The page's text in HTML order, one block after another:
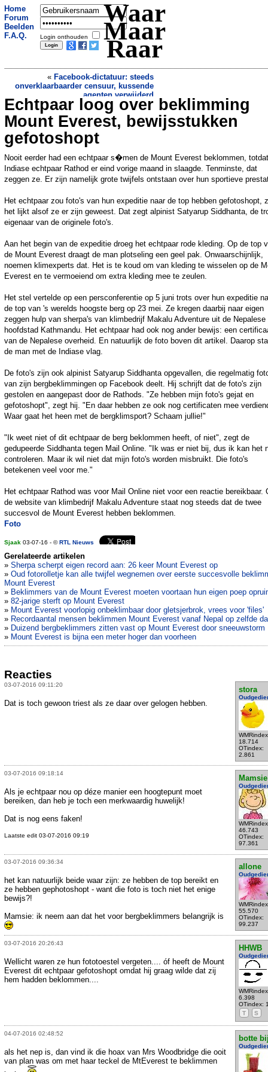
Home
Forum
Beelden
F.A.Q.
Login onthouden
Waar
Maar
Raar
« Facebook-dictatuur: steeds
onverklaarbaarder censuur, kussende
agenten verwijderd
Franse topzwemmer: als IJsland EK
wint, zwem ik het eiland rond»
Echtpaar loog over beklimming
Mount Everest, bewijsstukken
gefotoshopt
Nooit eerder had een echtpaar s�men de Mount Everest beklommen,
Indiase echtpaar Rathod er eind vorige maand in slaagde. Tenminste, dat
zeggen ze. Er zijn namelijk grote twijfels ontstaan over hun sportieve
Het echtpaar zou foto's van hun expeditie naar de top hebben gefotoshopt,
het lijkt alsof ze er zijn geweest. Dat zegt alpinist Satyarup Siddhanta, de
eigenaar van de originele foto's.
Aan het begin van de expeditie droeg het echtpaar rode kleding. Op de top
de Mount Everest draagt de man plotseling een geel pak. Onwaarschijnlijk,
noemen klimexperts dat. Het is te koud om van kleding te wisselen op de
Everest en te vermoeiend om extra kleding mee te zeulen.
Het stel vertelde op een persconferentie op 5 juni trots over hun expeditie
de top van 's werelds hoogste berg op 23 mei. Ze kregen daarbij naar eigen
zeggen hulp van sherpa's van klimbedrijf Makalu Adventure uit de Nepalese
hoofdstad Kathmandu. Het echtpaar had ook nog ander bewijs: een
van de Nepalese overheid. En natuurlijk de foto boven dit artikel. Daarop
de man met de Indiase vlag.
De foto's zijn ook alpinist Satyarup Siddhanta opgevallen, die regelmatig
van zijn bergbeklimmingen op Facebook deelt. Hij schrijft dat de foto's zijn
gestolen en aangepast door de Rathods. "Ze hebben mijn foto's gejat en
gefotoshopt", zegt hij. "En daar hebben ze ook nog certificaten mee
Waar gaat het heen met de bergklimsport? Schaam jullie!"
"Ik weet niet of dit echtpaar de berg beklommen heeft, of niet", zegt de
gedupeerde Siddhanta tegen Mail Online. "Ik was er niet bij, dus ik kan het
controleren. Maar ik wil niet dat mijn foto's worden misbruikt. Die foto's
betekenen veel voor me."
Het echtpaar Rathod was voor Mail Online niet voor een reactie bereikbaar.
de website van klimbedrijf Makalu Adventure staat nog steeds dat de twee
succesvol de Mount Everest hebben beklommen.
Foto
Sjaak 03-07-16 - ©RTL Nieuws
Gerelateerde artikelen
» Sherpa scherpt eigen record aan: 26 keer Mount Everest op
» Oud fotorolletje kan alle twijfel wegnemen over eerste succesvolle
Mount Everest
» Beklimmers van de Mount Everest moeten voortaan hun eigen poep
» 82-jarige sterft op Mount Everest
» Mount Everest voorlopig onbeklimbaar door gletsjerbrok, vrees voor 'files'
» Recordaantal mensen beklimmen Mount Everest vanaf Nepal op zelfde
» Duizend bergbeklimmers zitten vast op Mount Everest door sneeuwstorm
» Mount Everest is bijna een meter hoger dan voorheen
Reacties
03-07-2016 09:11:20
stora
18.714
OTindex:
2.861
Dat is toch gewoon triest als ze daar over gelogen hebben.
03-07-2016 09:18:14
Mamsie
46.743
OTindex:
97.361
Als je echtpaar nou op déze manier een hoogtepunt moet
bereiken, dan heb je toch een merkwaardig huwelijk!
Dat is nog eens faken!
Laatste edit 03-07-2016 09:19
03-07-2016 09:36:34
allone
55.570
OTindex:
99.237
het kan natuurlijk beide waar zijn: ze hebben de top bereikt en
ze hebben gephotoshopt - want die foto is toch niet het enige
bewijs?!
Mamsie: ik neem aan dat het voor bergbeklimmers belangrijk is
03-07-2016 20:26:43
HHWB
6.398
OTindex:
T
S
Wellicht waren ze hun fototoestel vergeten.... óf heeft de Mount
Everest dit echtpaar gefotoshopt omdat hij graag wilde dat zij
hem hadden beklommen....
04-07-2016 02:48:52
botte
als het nep is, dan vind ik die hoax van Mrs Woodbridge die ooit
van plan was om met haar teckel de MtEverest te beklimmen